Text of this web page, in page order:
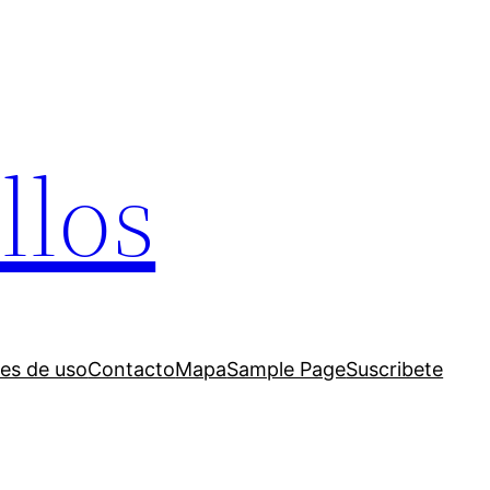
de usoContactoMapaSample PageSuscribete